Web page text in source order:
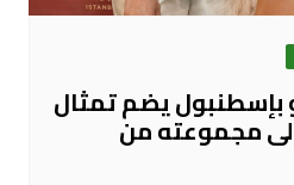
يضم تمثال
مجموعته من